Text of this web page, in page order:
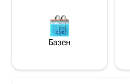
Базен